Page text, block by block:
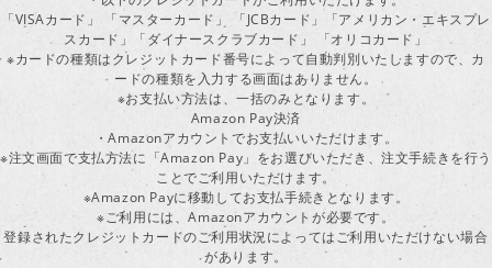
「VISAカード」 「マスターカード」 「JCBカード」「アメリカン・エキスプレ
スカード」「ダイナースクラブカード」 「オリコカード」
※カードの種類はクレジットカード番号によって自動判別いたしますので、カ
ードの種類を入力する画面はありません。
※お支払い方法は、一括のみとなります。
Amazon Pay決済
・Amazonアカウントでお支払いいただけます。
※注文画面で支払方法に「Amazon Pay」をお選びいただき、注文手続きを行う
ことでご利用いただけます。
※Amazon Payに移動してお支払手続きとなります。
※ご利用には、Amazonアカウントが必要です。
登録されたクレジットカードのご利用状況によってはご利用いただけない場合
があります。